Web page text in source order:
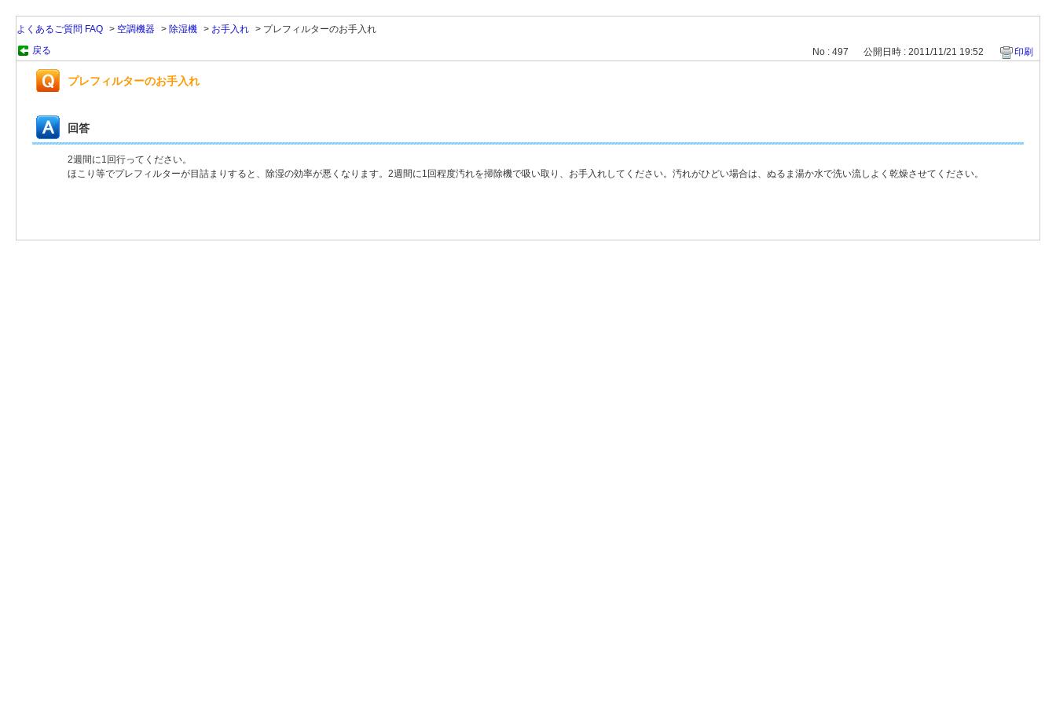
よくあるご質問 FAQ > 空調機器 > 除湿機 > お手入れ > プレフィルターのお手入れ
戻る
No : 497 公開日時 : 2011/11/21 19:52 印刷
プレフィルターのお手入れ
回答
2週間に1回行ってください。
ほこり等でプレフィルターが目詰まりすると、除湿の効率が悪くなります。2週間に1回程度汚れを掃除機で吸い取り、お手入れしてください。汚れがひどい場合は、ぬるま湯か水で洗い流しよく乾燥させてください。